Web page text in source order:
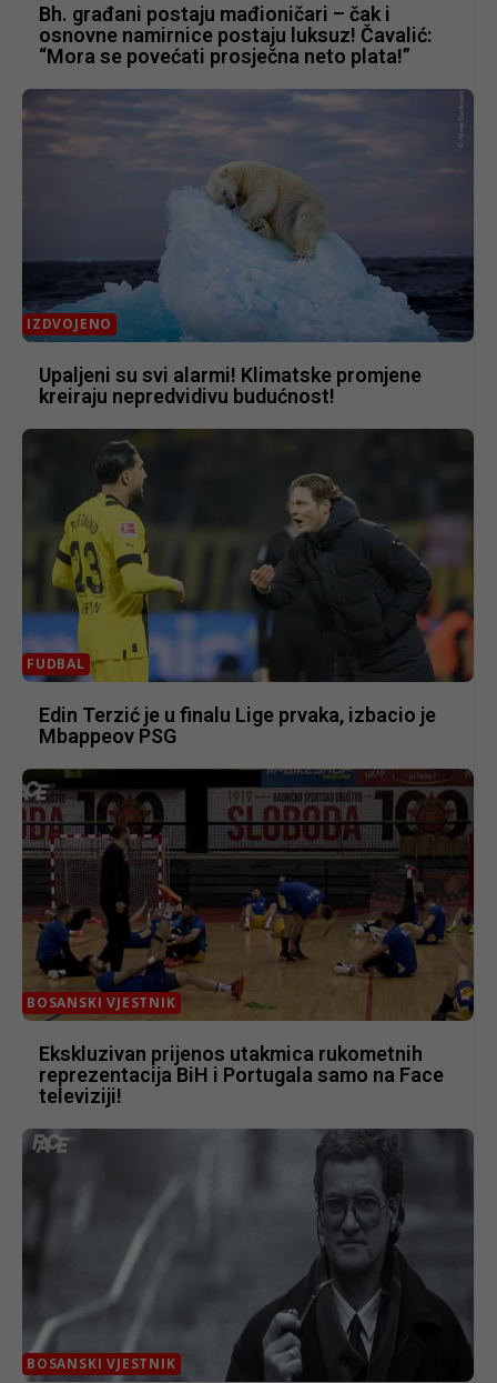
Bh. građani postaju mađioničari – čak i
osnovne namirnice postaju luksuz! Čavalić:
“Mora se povećati prosječna neto plata!”
IZDVOJENO
Upaljeni su svi alarmi! Klimatske promjene
kreiraju nepredvidivu budućnost!
FUDBAL
Edin Terzić je u finalu Lige prvaka, izbacio je
Mbappeov PSG
BOSANSKI VJESTNIK
Ekskluzivan prijenos utakmica rukometnih
reprezentacija BiH i Portugala samo na Face
televiziji!
BOSANSKI VJESTNIK